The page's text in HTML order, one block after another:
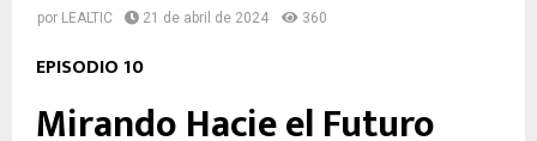
por LEALTIC 21 de abril de 2024 360
EPISODIO 10
Mirando Hacie el Futuro